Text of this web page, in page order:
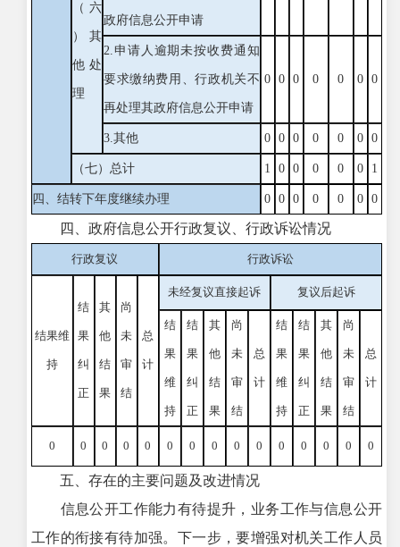
（六
）其
他处
理
政府信息公开申请
2.申请人逾期未按收费通知
要求缴纳费用、行政机关不
再处理其政府信息公开申请
0 0 0 0 0 0 0
3.其他 0 0 0 0 0 0 0
（七）总计 1 0 0 0 0 0 1
四、结转下年度继续办理 0 0 0 0 0 0 0
四、政府信息公开行政复议、行政诉讼情况
行政复议 行政诉讼
结果维
持
结
果
纠
正
其
他
结
果
尚
未
审
结
总
计
未经复议直接起诉 复议后起诉
结
果
维
持
结
果
纠
正
其
他
结
果
尚
未
审
结
总
计
结
果
维
持
结
果
纠
正
其
他
结
果
尚
未
审
结
总
计
0 0 0 0 0 0 0 0 0 0 0 0 0 0 0
五、存在的主要问题及改进情况
信息公开工作能力有待提升，业务工作与信息公开
工作的衔接有待加强。下一步，要增强对机关工作人员